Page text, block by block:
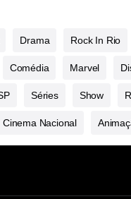
Drama Rock In Rio
Comédia Marvel
Séries Show
Cinema Nacional